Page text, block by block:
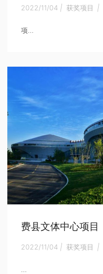
2022/11/04 | 获奖项目 |
项...
费县文体中心项目
2022/11/04 | 获奖项目 |
...